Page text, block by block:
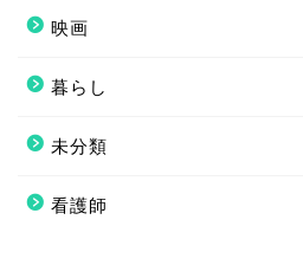
映画
暮らし
未分類
看護師